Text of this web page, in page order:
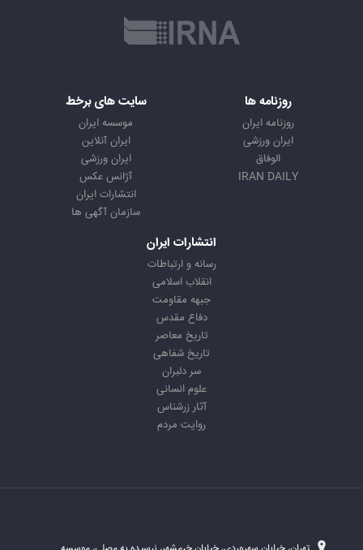
روزنامه ها
روزنامه ایران
ایران ورزشی
الوفاق
IRAN DAILY
سایت های برخط
موسسه ایران
ایران آنلاین
ایران ورزشی
آژانس عکس
انتشارات ایران
سازمان آگهی ها
انتشارات ایران
رسانه و ارتباطات
انقلاب اسلامی
جبهه مقاومت
دفاع مقدس
تاریخ معاصر
تاریخ شفاهی
سر دلبران
علوم انسانی
آثار زرشناس
روایت مردم